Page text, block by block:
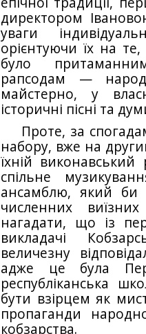
директором
уваги
орієнтуючи їх на
було
рапсодам —
майстерно, у
історичні пісні та
Проте, за
набору, вже на
їхній
спільне
ансамблю, який би
численних
нагадати, що із
викладачі
величезну
адже це була
республіканська
бути взірцем як
пропаганди
кобзарства.